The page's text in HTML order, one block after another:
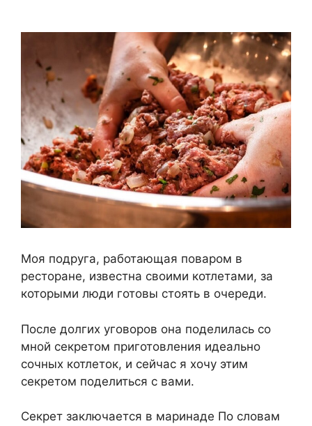
Моя подруга, работающая поваром в
ресторане, известна своими котлетами, за
которыми люди готовы стоять в очереди.
После долгих уговоров она поделилась со
мной секретом приготовления идеально
сочных котлеток, и сейчас я хочу этим
секретом поделиться с вами.
Секрет заключается в маринаде По словам